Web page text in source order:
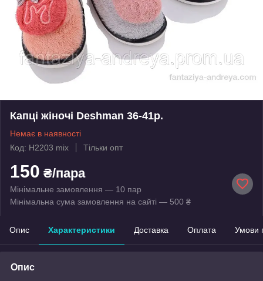
Капці жіночі Deshman 36-41р.
Немає в наявності
Код: H2203 mix
Тільки опт
150 ₴/пара
Мінімальне замовлення — 10 пар
Мінімальна сума замовлення на сайті — 500 ₴
Опис Характеристики Доставка Оплата Умови
Опис